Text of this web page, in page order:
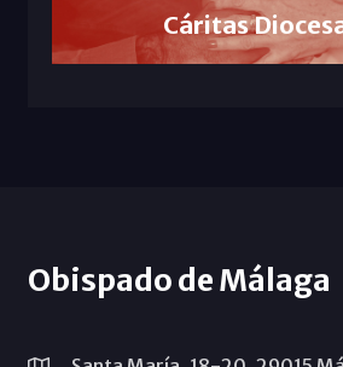
Cáritas
Obispado de Málaga